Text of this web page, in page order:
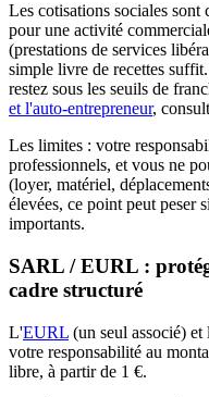
Les cotisations sociales sont
pour une activité
(prestations de services
simple livre de recettes
restez sous les seuils de
et l'auto-entrepreneur,
Les limites : votre
professionnels, et vous ne
(loyer, matériel,
élevées, ce point peut peser
importants.
SARL / EURL :
cadre structuré
L'EURL (un seul associé) et
votre responsabilité au
libre, à partir de 1 €.